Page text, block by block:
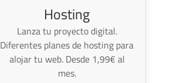
Hosting
Lanza tu proyecto digital.
Diferentes planes de hosting para
alojar tu web. Desde 1,99€ al
mes.